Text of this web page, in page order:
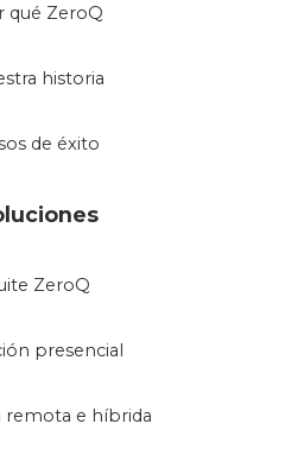
qué ZeroQ
historia
de éxito
ZeroQ
presencial
remota e híbrida